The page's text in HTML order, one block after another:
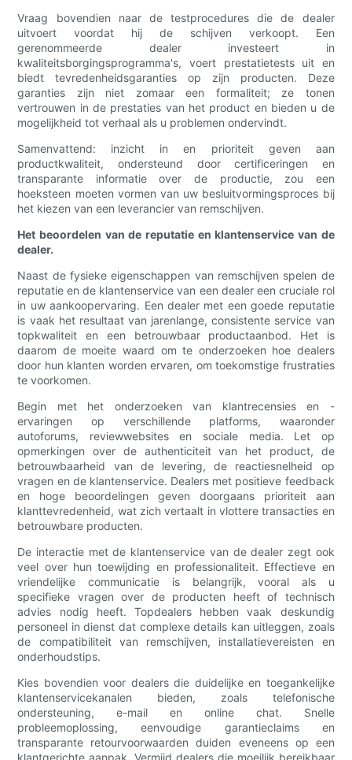
Vraag bovendien naar de testprocedures die de dealer
uitvoert voordat hij de schijven verkoopt. Een
gerenommeerde dealer investeert in
kwaliteitsborgingsprogramma's, voert prestatietests uit en
biedt tevredenheidsgaranties op zijn producten. Deze
garanties zijn niet zomaar een formaliteit; ze tonen
vertrouwen in de prestaties van het product en bieden u de
mogelijkheid tot verhaal als u problemen ondervindt.
Samenvattend: inzicht in en prioriteit geven aan
productkwaliteit, ondersteund door certificeringen en
transparante informatie over de productie, zou een
hoeksteen moeten vormen van uw besluitvormingsproces bij
het kiezen van een leverancier van remschijven.
Het beoordelen van de reputatie en klantenservice van de
dealer.
Naast de fysieke eigenschappen van remschijven spelen de
reputatie en de klantenservice van een dealer een cruciale rol
in uw aankoopervaring. Een dealer met een goede reputatie
is vaak het resultaat van jarenlange, consistente service van
topkwaliteit en een betrouwbaar productaanbod. Het is
daarom de moeite waard om te onderzoeken hoe dealers
door hun klanten worden ervaren, om toekomstige frustraties
te voorkomen.
Begin met het onderzoeken van klantrecensies en -
ervaringen op verschillende platforms, waaronder
autoforums, reviewwebsites en sociale media. Let op
opmerkingen over de authenticiteit van het product, de
betrouwbaarheid van de levering, de reactiesnelheid op
vragen en de klantenservice. Dealers met positieve feedback
en hoge beoordelingen geven doorgaans prioriteit aan
klanttevredenheid, wat zich vertaalt in vlottere transacties en
betrouwbare producten.
De interactie met de klantenservice van de dealer zegt ook
veel over hun toewijding en professionaliteit. Effectieve en
vriendelijke communicatie is belangrijk, vooral als u
specifieke vragen over de producten heeft of technisch
advies nodig heeft. Topdealers hebben vaak deskundig
personeel in dienst dat complexe details kan uitleggen, zoals
de compatibiliteit van remschijven, installatievereisten en
onderhoudstips.
Kies bovendien voor dealers die duidelijke en toegankelijke
klantenservicekanalen bieden, zoals telefonische
ondersteuning, e-mail en online chat. Snelle
probleemoplossing, eenvoudige garantieclaims en
transparante retourvoorwaarden duiden eveneens op een